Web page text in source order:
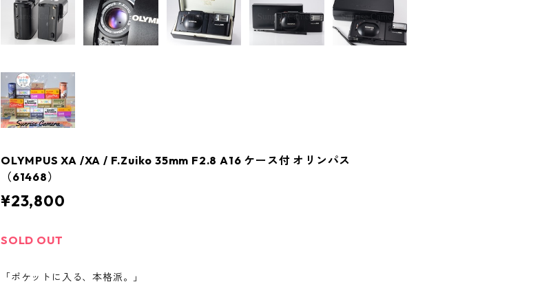
OLYMPUS XA /XA / F.Zuiko 35mm F2.8 A16 ケース付 オリンパス
（61468）
¥23,800
SOLD OUT
「ポケットに入る、本格派。」